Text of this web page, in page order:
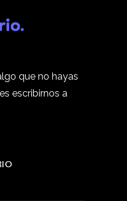
que no hayas
escribirnos a